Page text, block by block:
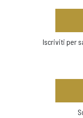
Iscriviti per